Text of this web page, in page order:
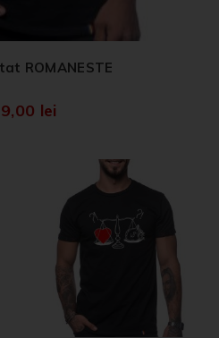
ROMANESTE
lei